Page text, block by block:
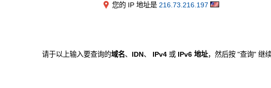
您的 IP 地址是 216.73.216.197
请于以上输入要查询的域名、 IDN、 IPv4 或 IPv6 地址，然后按 "查询" 继续